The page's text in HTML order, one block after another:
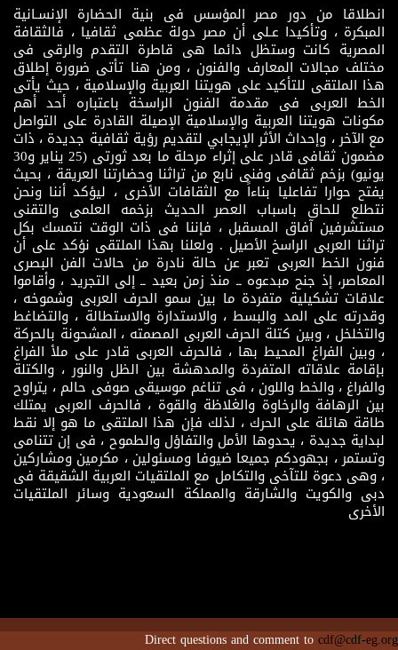
انطلاقا من دور مصر المؤسس فى بنية الحضارة الإنسـانية
المبكرة ، وتأكيدا عـلى أن مصر دولة عظمى ثقافيا ، فالثقافة
المصرية كانت وستظل دائما هى قاطرة التقدم والرقى فى
مختلف مجالات المعارف والفنون ، ومن هنا تأتى ضرورة إطلاق
هذا الملتقى للتأكيد على هويتنا العربية والإسلامية ، حيث يأتى
الخط العربى فى مقدمة الفنون الراسخة باعتباره أحد أهم
مكونات هويتنا العربية والإسلامية الإصيلة القادرة على التواصل
مع الآخر ، وإحداث الأثر الإيجابي لتقديم رؤية ثقافية جديدة ، ذات
مضمون ثقافى قادر على إثراء مرحلة ما بعد ثورتى (25 يناير و30
يونيو) بزخم ثقافى وفنى نابع من تراثنا وحضارتنا العريقة ، بحيث
يفتح حوارا تفاعليا بناءاً مع الثقافات الأخرى ، ليؤكد أننا ونحن
نتطلع للحاق باسباب العصر الحديث بزخمه العلمى والتقنى
مستشرفين آفاق المسقبل ، فإننا فى ذات الوقت نتمسك بكل
تراثنا العربى الراسخ الأصيل . ولعلنا بهذا الملتقى نؤكد على أن
فنون الخط العربى تعبر عن حالة نادرة من حالات الفن البصرى
المعاصر، إذ جنح مبدعوه ــ منذ زمن بعيد ــ إلى التجريد ، وأقاموا
علاقات تشكيلية متفردة ما بين سمو الحرف العربى وشموخه ،
وقدرته على المد والبسط ، والاستدارة والاستطالة ، والتضاغط
والتخلخل ، وبين كتلة الحرف العربى المصمته ، المشحونة بالحركة
، وبين الفراغ المحيط بها ، فالحرف العربى قادر على ملأ الفراغ
بإقامة علاقاته المتفردة والمدهشة بين الظل والنور ، والكتلة
والفراغ ، والخط واللون ، فى تناغم موسيقى صوفى حالم ، يتراوح
بين الرهافة والرخاوة والغلاظة والقوة ، فالحرف العربى يمتلك
طاقة هائلة على الحرك ، لذلك فإن هذا الملتقى ما هو إلا نقط
لبداية جديدة ، يحدوها الأمل والتفاؤل والطموح ، فى إن تتنامى
وتستمر ، بجهودكم جميعا ضيوفا ومسئولين ، مكرمين ومشاركين
، وهى دعوة للتآخى والتكامل مع الملتقيات العربية الشقيقة فى
دبى والكويت والشارقة والمملكة السعودية وسائر الملتقيات
الأخرى
Direct questions and comment tocdf@cdf-eg.org